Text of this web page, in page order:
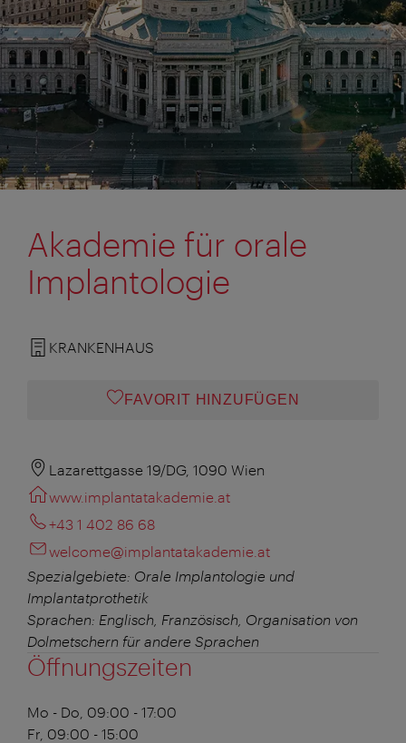
Akademie für orale
Implantologie
KRANKENHAUS
FAVORIT HINZUFÜGEN
Lazarettgasse 19/DG, 1090 Wien
www.implantatakademie.at
+43 1 402 86 68
welcome@implantatakademie.at
Spezialgebiete: Orale Implantologie und
Implantatprothetik
Sprachen: Englisch, Französisch, Organisation von
Dolmetschern für andere Sprachen
Öffnungszeiten
Mo - Do, 09:00 - 17:00
Fr, 09:00 - 15:00